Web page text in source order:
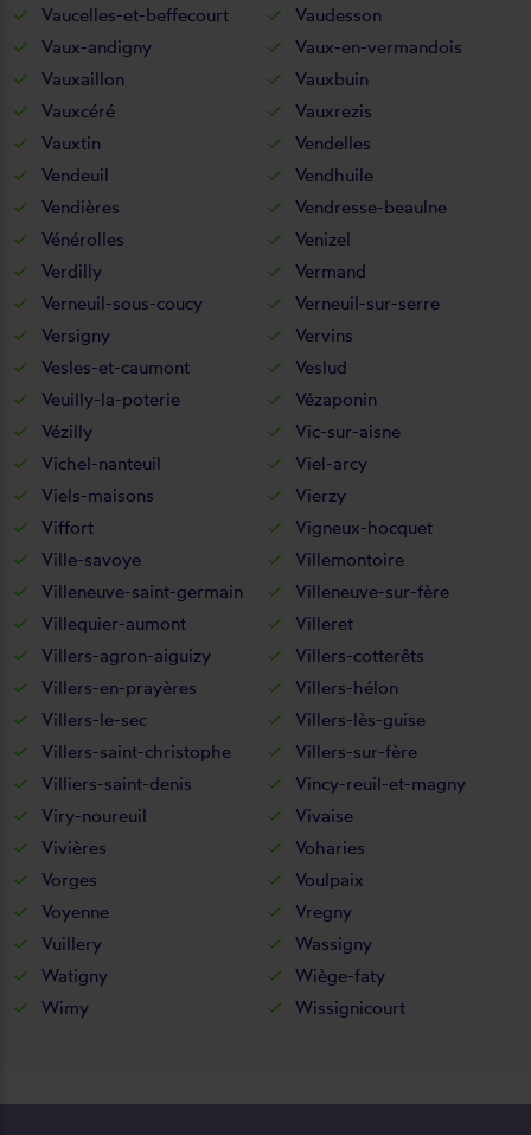
Vaucelles-et-beffecourt
Vaudesson
Vaux-andigny
Vaux-en-vermandois
Vauxaillon
Vauxbuin
Vauxcéré
Vauxrezis
Vauxtin
Vendelles
Vendeuil
Vendhuile
Vendières
Vendresse-beaulne
Vénérolles
Venizel
Verdilly
Vermand
Verneuil-sous-coucy
Verneuil-sur-serre
Versigny
Vervins
Vesles-et-caumont
Veslud
Veuilly-la-poterie
Vézaponin
Vézilly
Vic-sur-aisne
Vichel-nanteuil
Viel-arcy
Viels-maisons
Vierzy
Viffort
Vigneux-hocquet
Ville-savoye
Villemontoire
Villeneuve-saint-germain
Villeneuve-sur-fère
Villequier-aumont
Villeret
Villers-agron-aiguizy
Villers-cotterêts
Villers-en-prayères
Villers-hélon
Villers-le-sec
Villers-lès-guise
Villers-saint-christophe
Villers-sur-fère
Villiers-saint-denis
Vincy-reuil-et-magny
Viry-noureuil
Vivaise
Vivières
Voharies
Vorges
Voulpaix
Voyenne
Vregny
Vuillery
Wassigny
Watigny
Wiège-faty
Wimy
Wissignicourt